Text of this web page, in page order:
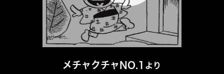
メチャクチャNO.1 より